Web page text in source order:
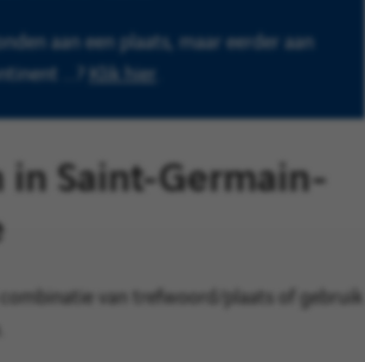
aan een plaats, maar eerder aan
...? Klik hier
in Saint-Germain-
van trefwoord/plaats of gebruik